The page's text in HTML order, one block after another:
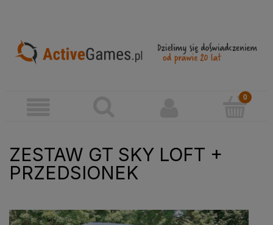
ZESTAW GT SKY LOFT +
PRZEDSIONEK